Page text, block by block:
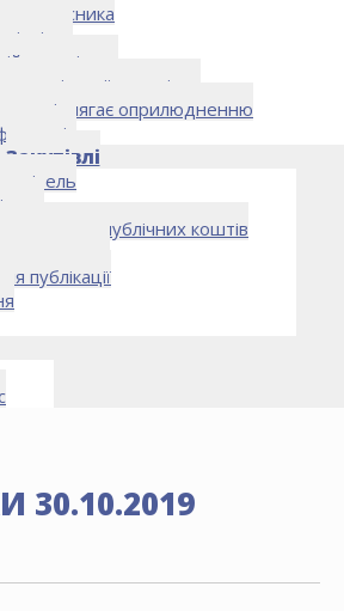
власника
політика
та ділової поведінки
що підлягає оприлюдненню
Закупівлі
публічних коштів
договори
публікації